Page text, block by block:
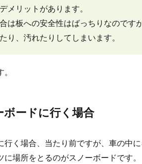
メリットがあります。
は板への安全性はばっちりなのです
り、汚れたりしてしまいます。
ボードに行く場合
行く場合、当たり前ですが、車の中
に場所をとるのがスノーボードです。